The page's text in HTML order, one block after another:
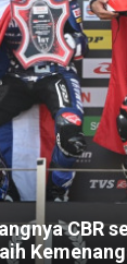
CBR